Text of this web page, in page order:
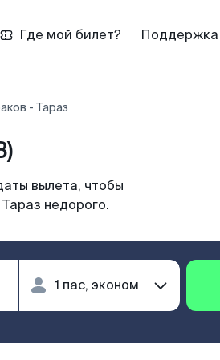
Где мой билет? Поддержка
- Тараз
вылета, чтобы
недорого.